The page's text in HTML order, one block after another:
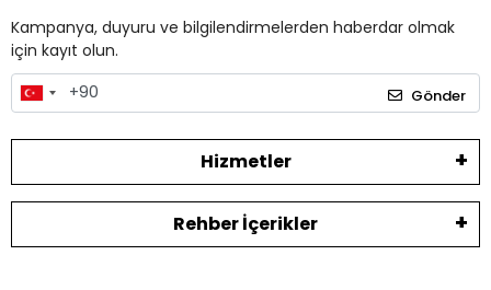
Kampanya, duyuru ve bilgilendirmelerden haberdar olmak
için kayıt olun.
Gönder
Hizmetler
Rehber İçerikler